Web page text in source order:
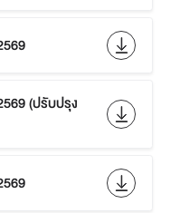
(ปรับปรุง